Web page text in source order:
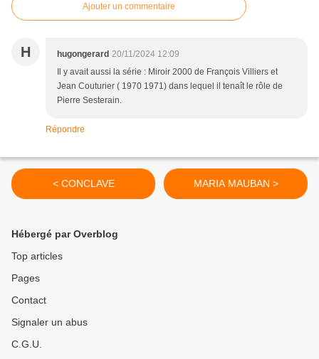
Ajouter un commentaire
H hugongerard 20/11/2024 12:09
Il y avait aussi la série : Miroir 2000 de François Villiers et
Jean Couturier ( 1970 1971) dans lequel il tenaît le rôle de
Pierre Sesterain.
Répondre
< CONCLAVE MARIA MAUBAN >
Hébergé par Overblog
Top articles
Pages
Contact
Signaler un abus
C.G.U.